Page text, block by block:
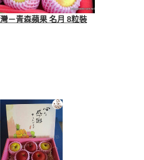
－青森蘋果 名月 8粒裝